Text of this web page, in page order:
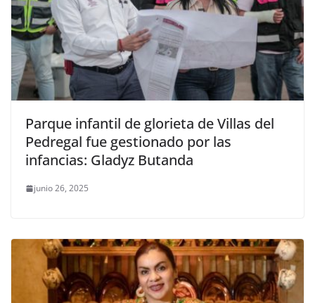
Parque infantil de glorieta de Villas del
Pedregal fue gestionado por las
infancias: Gladyz Butanda
junio 26, 2025